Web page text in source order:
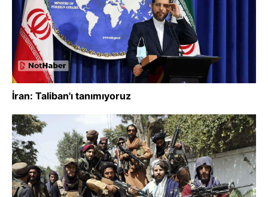
İran: Taliban'ı tanımıyoruz